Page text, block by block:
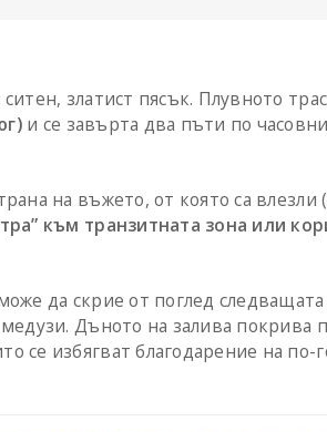
златист пясък. Плувното
и се завърта два пъти по
на въжето, от която са
към транзитната зона или
да скрие от поглед
Дъното на залива покрива
се избягват благодарение на по-